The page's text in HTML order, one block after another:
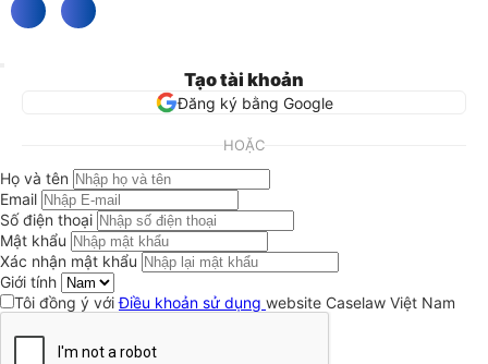
Tạo tài khoản
Đăng ký bằng Google
HOẶC
Họ và tên
Email
Số điện thoại
Mật khẩu
Xác nhận mật khẩu
Giới tính
Tôi đồng ý vớiĐiều khoản sử dụng website Caselaw Việt Nam